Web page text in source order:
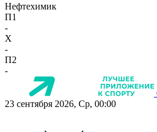
Нефтехимик
П1
-
X
-
П2
-
23 сентября 2026, Ср, 00:00